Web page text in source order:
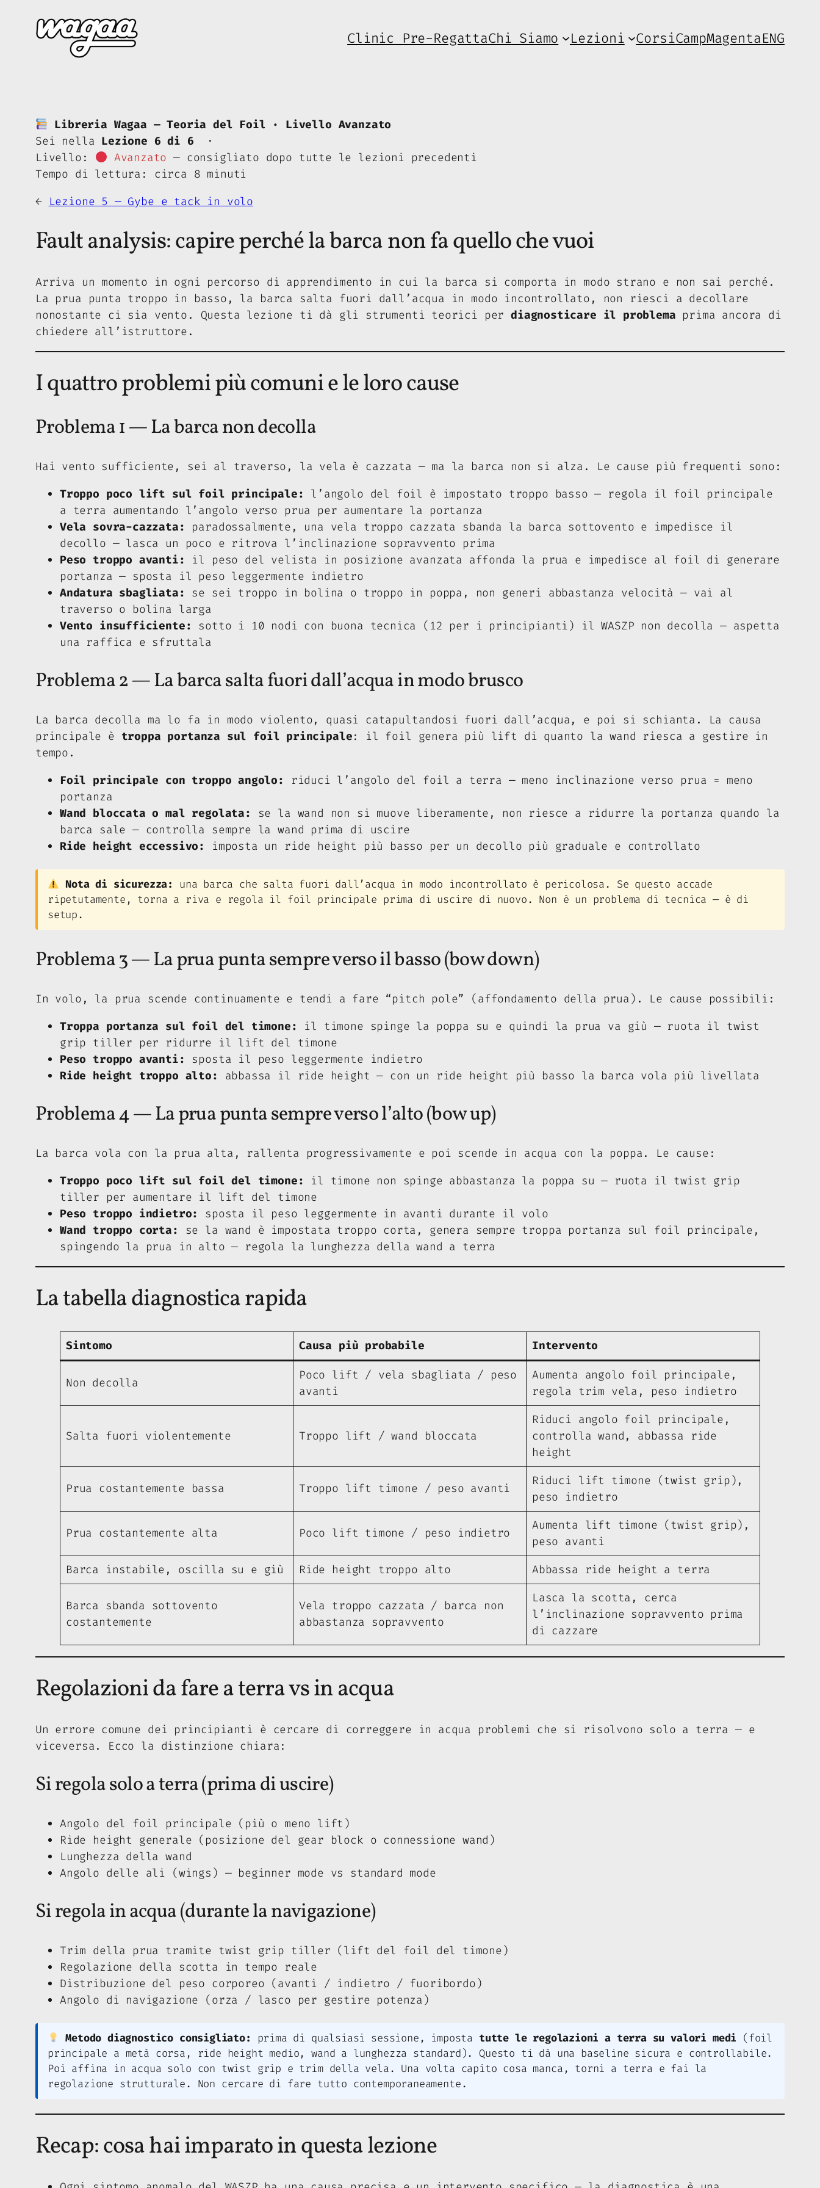
Clinic Pre-RegattaChi Siamo Lezioni CorsiCampMagentaENG
Libreria Wagaa — Teoria del Foil · Livello Avanzato
Sei nella Lezione 6 di 6 ·
Livello:
Avanzato — consigliato dopo tutte le lezioni precedenti
Tempo di lettura: circa 8 minuti
← Lezione 5 — Gybe e tack in volo
Fault analysis: capire perché la barca non fa quello che vuoi
Arriva un momento in ogni percorso di apprendimento in cui la barca si comporta in modo strano e non sai perché.
La prua punta troppo in basso, la barca salta fuori dall’acqua in modo incontrollato, non riesci a decollare
nonostante ci sia vento. Questa lezione ti dà gli strumenti teorici perdiagnosticare il problema prima ancora di
chiedere all’istruttore.
I quattro problemi più comuni e le loro cause
Problema 1 — La barca non decolla
Hai vento sufficiente, sei al traverso, la vela è cazzata — ma la barca non si alza. Le cause più frequenti sono:
Troppo poco lift sul foil principale: l’angolo del foil è impostato troppo basso — regola il foil principale
a terra aumentando l’angolo verso prua per aumentare la portanza
Vela sovra-cazzata:
paradossalmente, una vela troppo cazzata sbanda la barca sottovento e impedisce il
decollo — lasca un poco e ritrova l’inclinazione sopravvento prima
Peso troppo avanti:
il peso del velista in posizione avanzata affonda la prua e impedisce al foil di generare
portanza — sposta il peso leggermente indietro
Andatura sbagliata: se sei troppo in bolina o troppo in poppa, non generi abbastanza velocità — vai al
traverso o bolina larga
Vento insufficiente: sotto i 10 nodi con buona tecnica (12 per i principianti) il WASZP non decolla — aspetta
una raffica e sfruttala
Problema 2 — La barca salta fuori dall’acqua in modo brusco
La barca decolla ma lo fa in modo violento, quasi catapultandosi fuori dall’acqua, e poi si schianta. La causa
principale è troppa portanza sul foil principale: il foil genera più lift di quanto la wand riesca a gestire in
tempo.
Foil principale con troppo angolo:
riduci l’angolo del foil a terra — meno inclinazione verso prua = meno
portanza
Wand bloccata o mal regolata:
se la wand non si muove liberamente, non riesce a ridurre la portanza quando la
barca sale — controlla sempre la wand prima di uscire
Ride height eccessivo:
imposta un ride height più basso per un decollo più graduale e controllato
Nota di sicurezza:
una barca che salta fuori dall’acqua in modo incontrollato è pericolosa. Se questo accade
ripetutamente, torna a riva e regola il foil principale prima di uscire di nuovo. Non è un problema di tecnica — è di
setup.
Problema 3 — La prua punta sempre verso il basso (bow down)
In volo, la prua scende continuamente e tendi a fare “pitch pole” (affondamento della prua). Le cause possibili:
Troppa portanza sul foil del timone:
il timone spinge la poppa su e quindi la prua va giù — ruota il twist
grip tiller per ridurre il lift del timone
Peso troppo avanti: sposta il peso leggermente indietro
Ride height troppo alto:
abbassa il ride height — con un ride height più basso la barca vola più livellata
Problema 4 — La prua punta sempre verso l’alto (bow up)
La barca vola con la prua alta, rallenta progressivamente e poi scende in acqua con la poppa. Le cause:
Troppo poco lift sul foil del timone: il timone non spinge abbastanza la poppa su — ruota il twist grip
tiller per aumentare il lift del timone
Peso troppo indietro:
sposta il peso leggermente in avanti durante il volo
Wand troppo corta:
se la wand è impostata troppo corta, genera sempre troppa portanza sul foil principale,
spingendo la prua in alto — regola la lunghezza della wand a terra
La tabella diagnostica rapida
Sintomo Causa più probabile Intervento
Non decolla
Poco lift / vela sbagliata / peso
avanti
Aumenta angolo foil principale,
regola trim vela, peso indietro
Salta fuori violentemente Troppo lift / wand bloccata
Riduci angolo foil principale,
controlla wand, abbassa ride
height
Prua costantemente bassa Troppo lift timone / peso avanti
Riduci lift timone (twist grip),
peso indietro
Prua costantemente alta Poco lift timone / peso indietro
Aumenta lift timone (twist grip),
peso avanti
Barca instabile, oscilla su e giù
Ride height troppo alto Abbassa ride height a terra
Barca sbanda sottovento
costantemente
Vela troppo cazzata / barca non
abbastanza sopravvento
Lasca la scotta, cerca
l’inclinazione sopravvento prima
di cazzare
Regolazioni da fare a terra vs in acqua
Un errore comune dei principianti è cercare di correggere in acqua problemi che si risolvono solo a terra — e
viceversa. Ecco la distinzione chiara:
Si regola solo a terra (prima di uscire)
Angolo del foil principale (più o meno lift)
Ride height generale (posizione del gear block o connessione wand)
Lunghezza della wand
Angolo delle ali (wings) — beginner mode vs standard mode
Si regola in acqua (durante la navigazione)
Trim della prua tramite twist grip tiller (lift del foil del timone)
Regolazione della scotta in tempo reale
Distribuzione del peso corporeo (avanti / indietro / fuoribordo)
Angolo di navigazione (orza / lasco per gestire potenza)
Metodo diagnostico consigliato: prima di qualsiasi sessione, imposta tutte le regolazioni a terra su valori medi (foil
principale a metà corsa, ride height medio, wand a lunghezza standard). Questo ti dà una baseline sicura e controllabile.
Poi affina in acqua solo con twist grip e trim della vela. Una volta capito cosa manca, torni a terra e fai la
regolazione strutturale. Non cercare di fare tutto contemporaneamente.
Recap: cosa hai imparato in questa lezione